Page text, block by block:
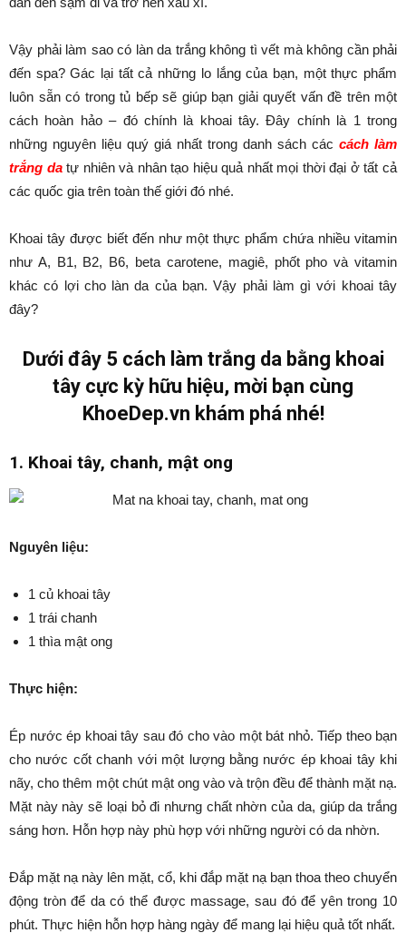
Vậy phải làm sao có làn da trắng không tì vết mà không cần phải
đến spa? Gác lại tất cả những lo lắng của bạn, một thực phẩm
luôn sẵn có trong tủ bếp sẽ giúp bạn giải quyết vấn đề trên một
cách hoàn hảo – đó chính là khoai tây. Đây chính là 1 trong
những nguyên liệu quý giá nhất trong danh sách các cách làm
trắng datự nhiên và nhân tạo hiệu quả nhất mọi thời đại ở tất cả
các quốc gia trên toàn thế giới đó nhé.
Khoai tây được biết đến như một thực phẩm chứa nhiều vitamin
như A, B1, B2, B6, beta carotene, magiê, phốt pho và vitamin
khác có lợi cho làn da của bạn. Vậy phải làm gì với khoai tây
đây?
Dưới đây 5 cách làm trắng da bằng khoai
tây cực kỳ hữu hiệu, mời bạn cùng
KhoeDep.vn khám phá nhé!
1. Khoai tây, chanh, mật ong
Nguyên liệu:
1 củ khoai tây
1 trái chanh
1 thìa mật ong
Thực hiện:
Ép nước ép khoai tây sau đó cho vào một bát nhỏ. Tiếp theo bạn
cho nước cốt chanh với một lượng bằng nước ép khoai tây khi
nãy, cho thêm một chút mật ong vào và trộn đều để thành mặt nạ.
Mặt này này sẽ loại bỏ đi nhưng chất nhờn của da, giúp da trắng
sáng hơn. Hỗn hợp này phù hợp với những người có da nhờn.
Đắp mặt nạ này lên mặt, cổ, khi đắp mặt nạ bạn thoa theo chuyển
động tròn để da có thể được massage, sau đó để yên trong 10
phút. Thực hiện hỗn hợp hàng ngày để mang lại hiệu quả tốt nhất.